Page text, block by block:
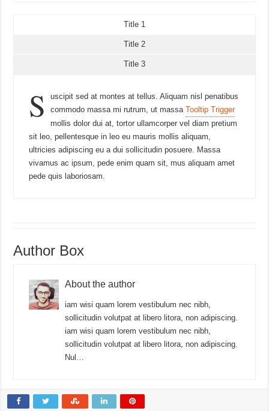
Title 1
Title 2
Title 3
S
uscipit sed at montes at tellus. Aliquam nisl penatibus
commodo massa mi rutrum, ut massaTooltip Trigger
mollis dolor dui at, tortor ullamcorper vel diam pretium
sit leo, pellentesque in leo eu mauris mollis aliquam,
ultricies adipiscing eu a dui sollicitudin posuere. Massa
vivamus ac ipsum, pede enim quam sit, mus aliquam amet
pede quis laboriosam.
Author Box
About the author
iam wisi quam lorem vestibulum nec nibh,
sollicitudin volutpat at libero litora, non adipiscing.
iam wisi quam lorem vestibulum nec nibh,
sollicitudin volutpat at libero litora, non adipiscing.
Nul…